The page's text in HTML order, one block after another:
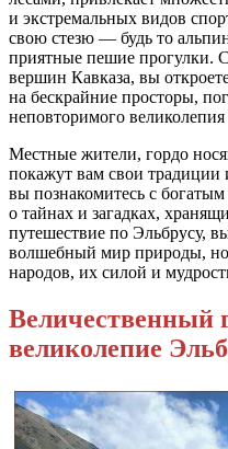
и экстремальных видов
свою стезю — будь то
приятные пешие прогулки.
вершин Кавказа, вы
на бескрайние просторы,
неповторимого
Местные жители, гордо
покажут вам свои
вы познакомитесь с
о тайнах и загадках,
путешествие по Эльбрусу,
волшебный мир природы,
народов, их силой и
Величественный
великолепие